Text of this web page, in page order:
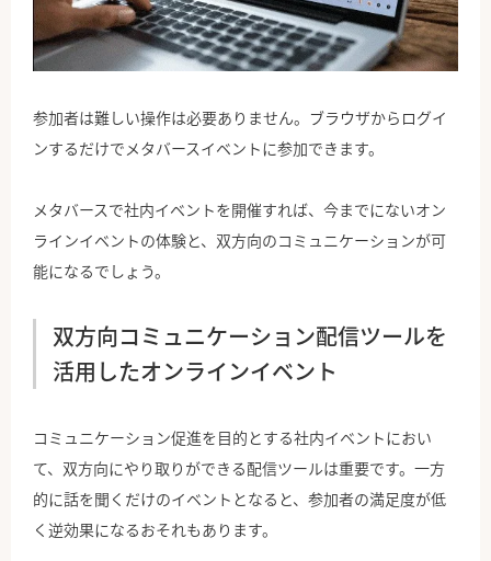
参加者は難しい操作は必要ありません。ブラウザからログイ
ンするだけでメタバースイベントに参加できます。
メタバースで社内イベントを開催すれば、今までにないオン
ラインイベントの体験と、双方向のコミュニケーションが可
能になるでしょう。
双方向コミュニケーション配信ツールを
活用したオンラインイベント
コミュニケーション促進を目的とする社内イベントにおい
て、双方向にやり取りができる配信ツールは重要です。一方
的に話を聞くだけのイベントとなると、参加者の満足度が低
く逆効果になるおそれもあります。